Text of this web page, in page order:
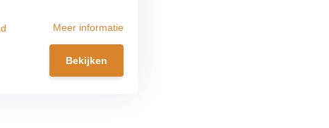
Meer informatie
Bekijken